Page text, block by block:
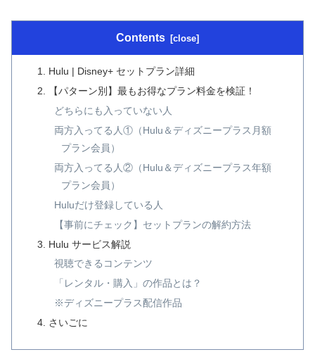
Contents
Hulu | Disney+ セットプラン詳細
【パターン別】最もお得なプラン料金を検証！
どちらにも入っていない人
両方入ってる人①（Hulu＆ディズニープラス月額
プラン会員）
両方入ってる人②（Hulu＆ディズニープラス年額
プラン会員）
Huluだけ登録している人
【事前にチェック】セットプランの解約方法
Hulu サービス解説
視聴できるコンテンツ
「レンタル・購入」の作品とは？
※ディズニープラス配信作品
さいごに